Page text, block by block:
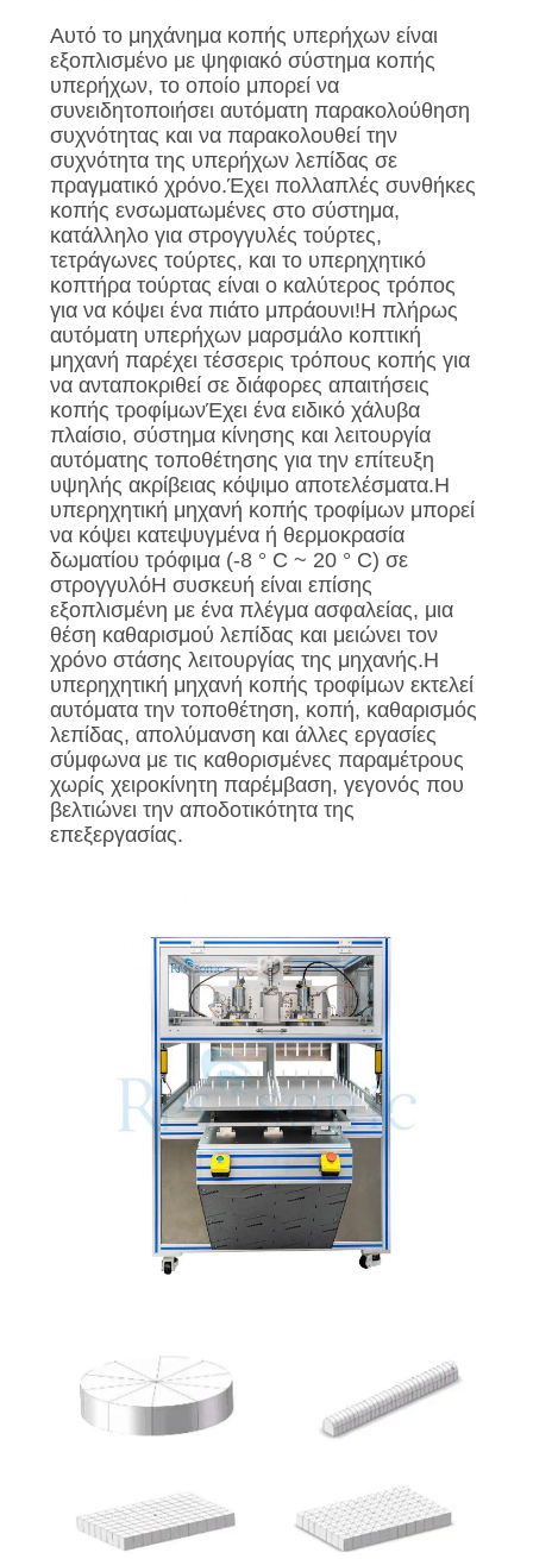
Αυτό το μηχάνημα κοπής υπερήχων είναι
εξοπλισμένο με ψηφιακό σύστημα κοπής
υπερήχων, το οποίο μπορεί να
συνειδητοποιήσει αυτόματη παρακολούθηση
συχνότητας και να παρακολουθεί την
συχνότητα της υπερήχων λεπίδας σε
πραγματικό χρόνο.Έχει πολλαπλές συνθήκες
κοπής ενσωματωμένες στο σύστημα,
κατάλληλο για στρογγυλές τούρτες,
τετράγωνες τούρτες, και το υπερηχητικό
κοπτήρα τούρτας είναι ο καλύτερος τρόπος
για να κόψει ένα πιάτο μπράουνι!Η πλήρως
αυτόματη υπερήχων μαρσμάλο κοπτική
μηχανή παρέχει τέσσερις τρόπους κοπής για
να ανταποκριθεί σε διάφορες απαιτήσεις
κοπής τροφίμωνΈχει ένα ειδικό χάλυβα
πλαίσιο, σύστημα κίνησης και λειτουργία
αυτόματης τοποθέτησης για την επίτευξη
υψηλής ακρίβειας κόψιμο αποτελέσματα.Η
υπερηχητική μηχανή κοπής τροφίμων μπορεί
να κόψει κατεψυγμένα ή θερμοκρασία
δωματίου τρόφιμα (-8 ° C ~ 20 ° C) σε
στρογγυλόΗ συσκευή είναι επίσης
εξοπλισμένη με ένα πλέγμα ασφαλείας, μια
θέση καθαρισμού λεπίδας και μειώνει τον
χρόνο στάσης λειτουργίας της μηχανής.Η
υπερηχητική μηχανή κοπής τροφίμων εκτελεί
αυτόματα την τοποθέτηση, κοπή, καθαρισμός
λεπίδας, απολύμανση και άλλες εργασίες
σύμφωνα με τις καθορισμένες παραμέτρους
χωρίς χειροκίνητη παρέμβαση, γεγονός που
βελτιώνει την αποδοτικότητα της
επεξεργασίας.